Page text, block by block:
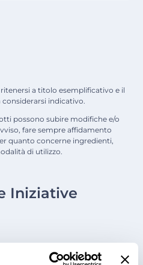
a titolo esemplificativo e il
indicativo.
possono subire modifiche e/o
fare sempre affidamento
quanto concerne ingredienti,
di utilizzo.
Iniziative